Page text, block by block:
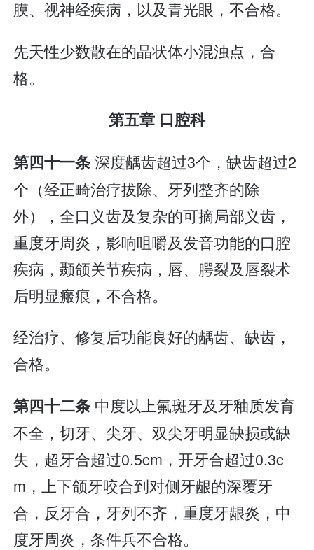
膜、视神经疾病，以及青光眼，不合格。
先天性少数散在的晶状体小混浊点，合
格。
第五章 口腔科
第四十一条深度龋齿超过3个，缺齿超过2
个（经正畸治疗拔除、牙列整齐的除
外），全口义齿及复杂的可摘局部义齿，
重度牙周炎，影响咀嚼及发音功能的口腔
疾病，颞颌关节疾病，唇、腭裂及唇裂术
后明显瘢痕，不合格。
经治疗、修复后功能良好的龋齿、缺齿，
合格。
第四十二条 中度以上氟斑牙及牙釉质发育
不全，切牙、尖牙、双尖牙明显缺损或缺
失，超牙合超过0.5cm，开牙合超过0.3c
m，上下颌牙咬合到对侧牙龈的深覆牙
合，反牙合，牙列不齐，重度牙龈炎，中
度牙周炎，条件兵不合格。